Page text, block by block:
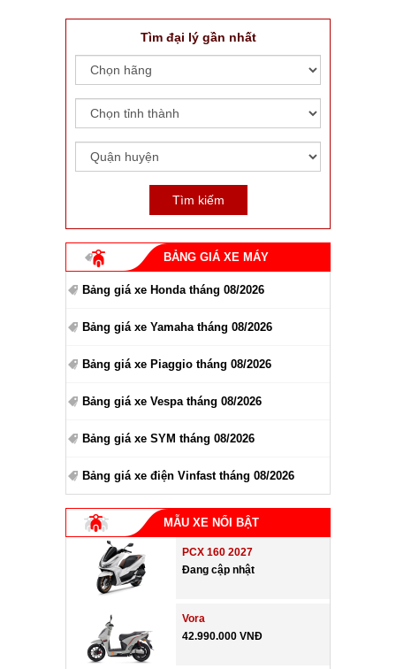
Tìm đại lý gần nhất
BẢNG GIÁ XE MÁY
Bảng giá xe Honda tháng 08/2026
Bảng giá xe Yamaha tháng 08/2026
Bảng giá xe Piaggio tháng 08/2026
Bảng giá xe Vespa tháng 08/2026
Bảng giá xe SYM tháng 08/2026
Bảng giá xe điện Vinfast tháng 08/2026
MẪU XE NỔI BẬT
PCX 160 2027
Đang cập nhật
Vora
42.990.000 VNĐ